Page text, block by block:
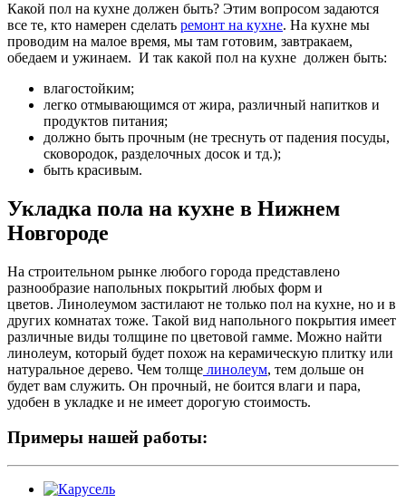
Какой пол на кухне должен быть? Этим вопросом задаются
все те, кто намерен сделать ремонт на кухне. На кухне мы
проводим на малое время, мы там готовим, завтракаем,
обедаем и ужинаем. И так какой пол на кухне должен быть:
влагостойким;
легко отмывающимся от жира, различный напитков и
продуктов питания;
должно быть прочным (не треснуть от падения посуды,
сковородок, разделочных досок и тд.);
быть красивым.
Укладка пола на кухне в Нижнем
Новгороде
На строительном рынке любого города представлено
разнообразие напольных покрытий любых форм и
цветов. Линолеумом застилают не только пол на кухне, но и в
других комнатах тоже. Такой вид напольного покрытия имеет
различные виды толщине по цветовой гамме. Можно найти
линолеум, который будет похож на керамическую плитку или
натуральное дерево. Чем толще линолеум, тем дольше он
будет вам служить. Он прочный, не боится влаги и пара,
удобен в укладке и не имеет дорогую стоимость.
Примеры нашей работы: